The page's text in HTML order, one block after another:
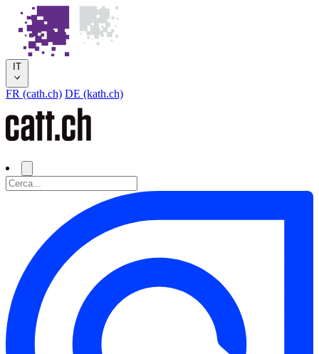
IT
FR (cath.ch) DE (kath.ch)